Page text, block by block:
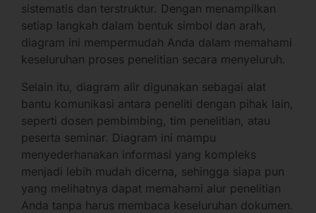
sistematis dan terstruktur. Dengan menampilkan
setiap langkah dalam bentuk simbol dan arah,
diagram ini mempermudah Anda dalam memahami
keseluruhan proses penelitian secara menyeluruh.
Selain itu, diagram alir digunakan sebagai alat
bantu komunikasi antara peneliti dengan pihak lain,
seperti dosen pembimbing, tim penelitian, atau
peserta seminar. Diagram ini mampu
menyederhanakan informasi yang kompleks
menjadi lebih mudah dicerna, sehingga siapa pun
yang melihatnya dapat memahami alur penelitian
Anda tanpa harus membaca keseluruhan dokumen.